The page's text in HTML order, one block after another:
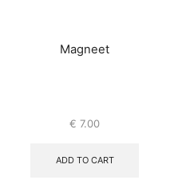
Magneet
€ 7.00
ADD TO CART